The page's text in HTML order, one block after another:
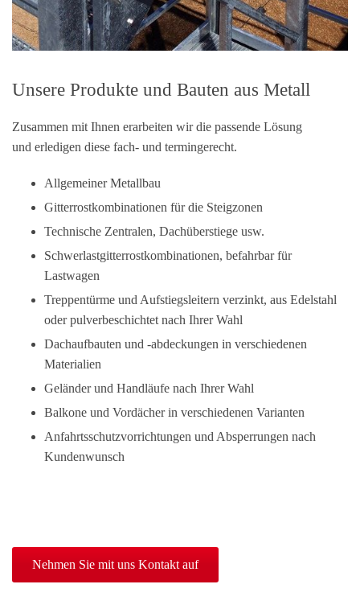
Unsere Produkte und Bauten aus Metall
Zusammen mit Ihnen erarbeiten wir die passende Lösung
und erledigen diese fach- und termingerecht.
Allgemeiner Metallbau
Gitterrostkombinationen für die Steigzonen
Technische Zentralen, Dachüberstiege usw.
Schwerlastgitterrostkombinationen, befahrbar für
Lastwagen
Treppentürme und Aufstiegsleitern verzinkt, aus Edelstahl
oder pulverbeschichtet nach Ihrer Wahl
Dachaufbauten und -abdeckungen in verschiedenen
Materialien
Geländer und Handläufe nach Ihrer Wahl
Balkone und Vordächer in verschiedenen Varianten
Anfahrtsschutzvorrichtungen und Absperrungen nach
Kundenwunsch
Nehmen Sie mit uns Kontakt auf